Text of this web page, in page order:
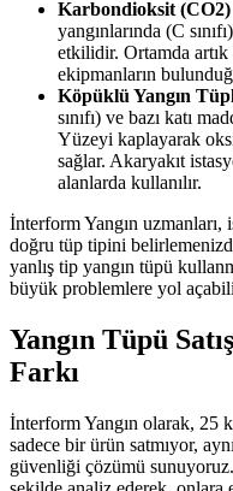
Karbondioksit (CO2)
yangınlarında (C
etkilidir. Ortamda artık
ekipmanların
Köpüklü Yangın
sınıfı) ve bazı katı
Yüzeyi kaplayarak
sağlar. Akaryakıt
alanlarda kullanılır.
İnterform Yangın
doğru tüp tipini
yanlış tip yangın tüpü
büyük problemlere yol
Yangın Tüpü
Farkı
İnterform Yangın olarak, 25
sadece bir ürün satmıyor,
güvenliği çözümü